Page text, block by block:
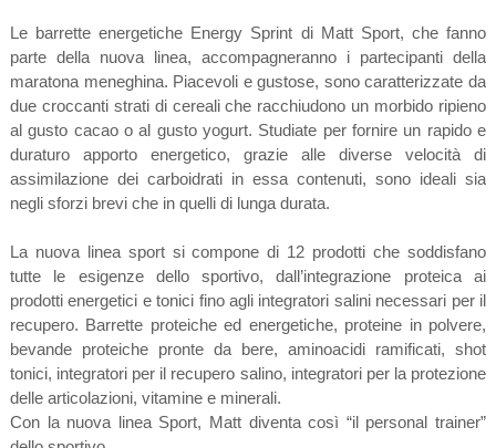
Le barrette energetiche Energy Sprint di Matt Sport, che fanno
parte della nuova linea, accompagneranno i partecipanti della
maratona meneghina. Piacevoli e gustose, sono caratterizzate da
due croccanti strati di cereali che racchiudono un morbido ripieno
al gusto cacao o al gusto yogurt. Studiate per fornire un rapido e
duraturo apporto energetico, grazie alle diverse velocità di
assimilazione dei carboidrati in essa contenuti, sono ideali sia
negli sforzi brevi che in quelli di lunga durata.
La nuova linea sport si compone di 12 prodotti che soddisfano
tutte le esigenze dello sportivo, dall’integrazione proteica ai
prodotti energetici e tonici fino agli integratori salini necessari per il
recupero. Barrette proteiche ed energetiche, proteine in polvere,
bevande proteiche pronte da bere, aminoacidi ramificati, shot
tonici, integratori per il recupero salino, integratori per la protezione
delle articolazioni, vitamine e minerali.
Con la nuova linea Sport, Matt diventa così “il personal trainer”